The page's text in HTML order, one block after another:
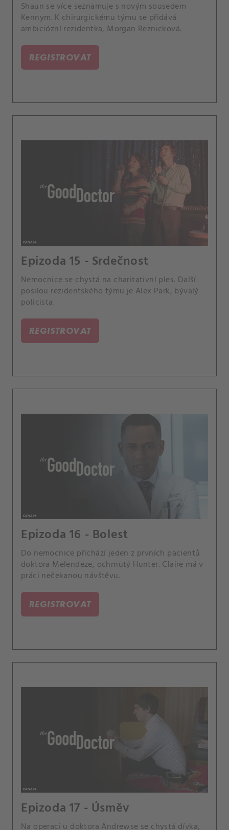
Shaun se více seznamuje s novým sousedem
Kennym. K chirurgickému týmu se přidává
ambiciózní rezidentka, Morgan Reznicková.
REGISTROVAT
Epizoda 15 - Srdečnost
Nemocnice se chystá na charitativní ples. Další
posilou rezidentského týmu je Alex Park, bývalý
policista.
REGISTROVAT
Epizoda 16 - Bolest
Do nemocnice přichází jeden z prvních pacientů
doktora Melendeze, ochrnutý Hunter. Claire má v
práci nečekanou návštěvu.
REGISTROVAT
Epizoda 17 - Úsměv
Na operaci u doktora Andrewse se chystá dívka,